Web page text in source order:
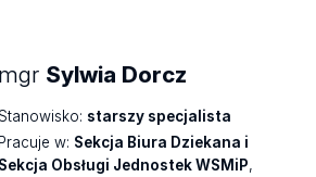
mgr Sylwia Dorcz
Stanowisko: starszy specjalista
Pracuje w: Sekcja Biura Dziekana i
Sekcja Obsługi Jednostek WSMiP,